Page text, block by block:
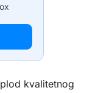
kvalitetnog